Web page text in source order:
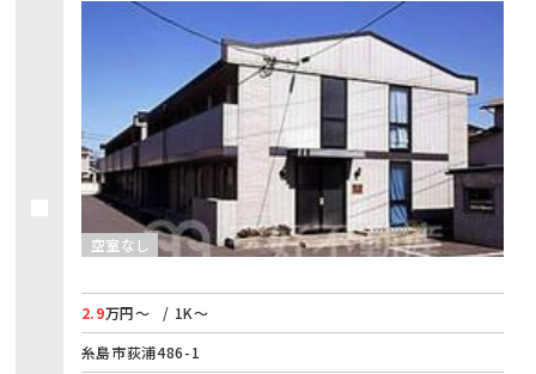
空室なし
2.9万円～
/ 1K～
糸島市荻浦486-1